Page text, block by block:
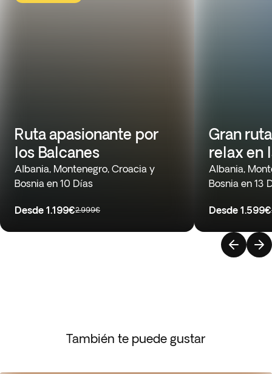
Ruta apasionante por
los Balcanes
Albania, Montenegro, Croacia y
Bosnia en 10 Días
Desde 1.199€2.999€
Gran
relax en
Albania,
Bosnia en 13
Desde 1.599€
También te puede gustar